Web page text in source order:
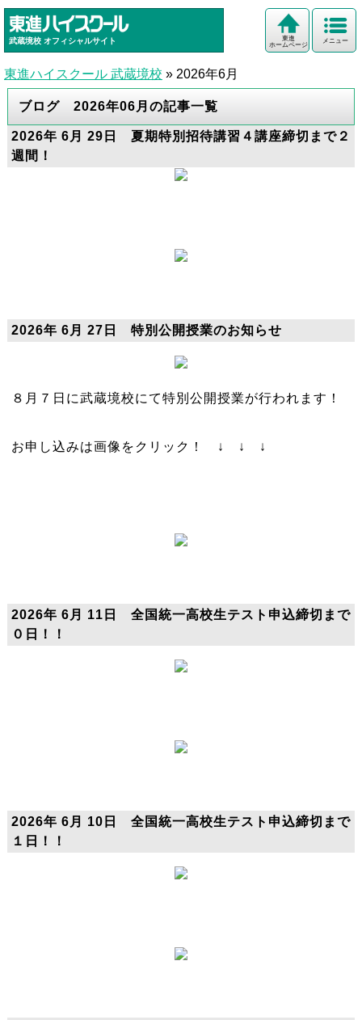
武蔵境校 オフィシャルサイト メニュー
東進
ホームページ
東進ハイスクール 武蔵境校 » 2026年6月
ブログ 2026年06月の記事一覧
2026年 6月 29日 夏期特別招待講習４講座締切まで２
週間！
2026年 6月 27日 特別公開授業のお知らせ
８月７日に武蔵境校にて特別公開授業が行われます！
お申し込みは画像をクリック！ ↓ ↓ ↓
2026年 6月 11日 全国統一高校生テスト申込締切まで
０日！！
2026年 6月 10日 全国統一高校生テスト申込締切まで
１日！！